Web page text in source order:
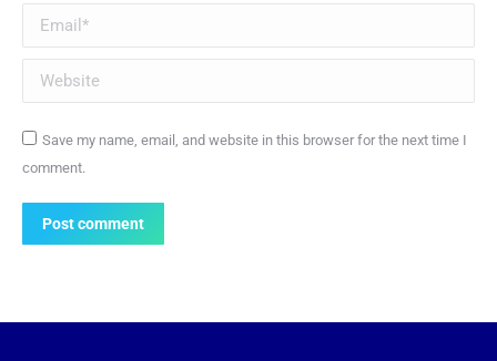
Email *
Website
Save my name, email, and website in this browser for the next time I
comment.
Post comment